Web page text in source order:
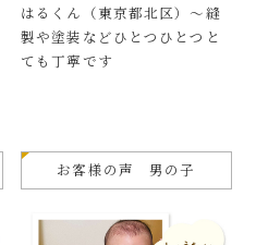
はるくん（東京都北区）〜縫
製や塗装などひとつひとつと
ても丁寧です
お客様の声 男の子